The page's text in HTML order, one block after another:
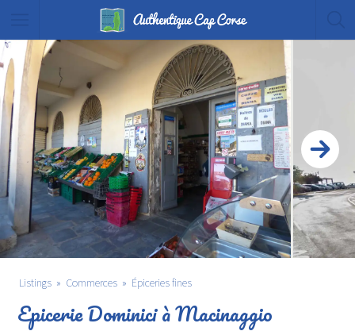
Listings Commerces Épiceries fines
Epicerie Dominici à Macinaggio